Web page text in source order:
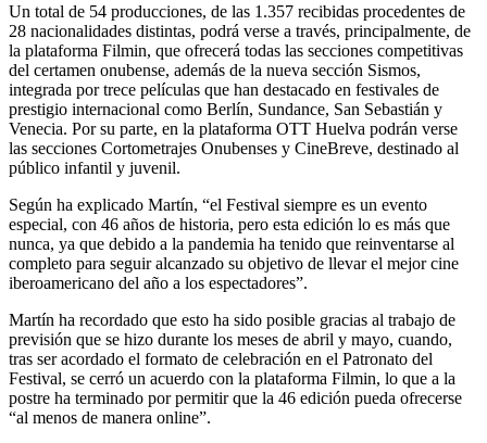
Un total de 54 producciones, de las 1.357 recibidas procedentes de
28 nacionalidades distintas, podrá verse a través, principalmente, de
la plataforma Filmin, que ofrecerá todas las secciones competitivas
del certamen onubense, además de la nueva sección Sismos,
integrada por trece películas que han destacado en festivales de
prestigio internacional como Berlín, Sundance, San Sebastián y
Venecia. Por su parte, en la plataforma OTT Huelva podrán verse
las secciones Cortometrajes Onubenses y CineBreve, destinado al
público infantil y juvenil.
Según ha explicado Martín, “el Festival siempre es un evento
especial, con 46 años de historia, pero esta edición lo es más que
nunca, ya que debido a la pandemia ha tenido que reinventarse al
completo para seguir alcanzado su objetivo de llevar el mejor cine
iberoamericano del año a los espectadores”.
Martín ha recordado que esto ha sido posible gracias al trabajo de
previsión que se hizo durante los meses de abril y mayo, cuando,
tras ser acordado el formato de celebración en el Patronato del
Festival, se cerró un acuerdo con la plataforma Filmin, lo que a la
postre ha terminado por permitir que la 46 edición pueda ofrecerse
“al menos de manera online”.